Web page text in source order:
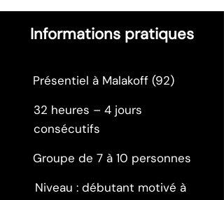
Informations pratiques
Présentiel à Malakoff (92)
32 heures – 4 jours
consécutifs
Groupe de 7 à 10 personnes
Niveau : débutant motivé à